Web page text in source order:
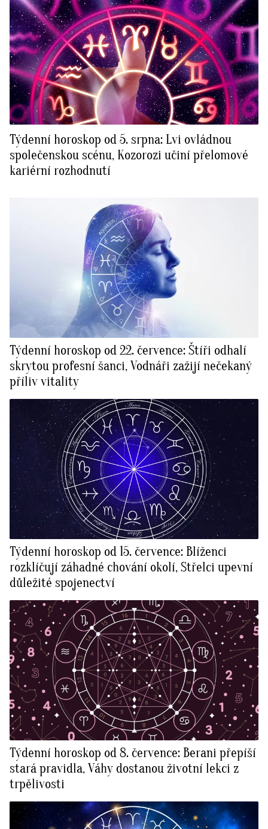
Týdenní horoskop od 5. srpna: Lvi ovládnou
společenskou scénu, Kozorozi učiní přelomové
kariérní rozhodnutí
Týdenní horoskop od 22. července: Štíři odhalí
skrytou profesní šanci, Vodnáři zažijí nečekaný
příliv vitality
Týdenní horoskop od 15. července: Blíženci
rozklíčují záhadné chování okolí, Střelci upevní
důležité spojenectví
Týdenní horoskop od 8. července: Berani přepíší
stará pravidla, Váhy dostanou životní lekci z
trpělivosti